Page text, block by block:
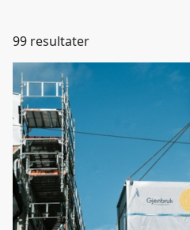
99 resultater